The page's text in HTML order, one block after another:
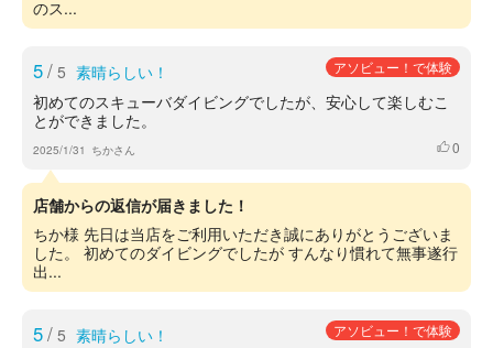
のス...
5/ 5 素晴らしい！ アソビュー！で体験
初めてのスキューバダイビングでしたが、安心して楽しむこ
とができました。
2025/1/31 ちかさん いいね
0
店舗からの返信が届きました！
ちか様 先日は当店をご利用いただき誠にありがとうございま
した。 初めてのダイビングでしたが すんなり慣れて無事遂行
出...
5/ 5 素晴らしい！ アソビュー！で体験